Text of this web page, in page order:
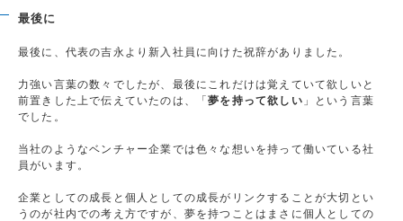
最後に
最後に、代表の吉永より新入社員に向けた祝辞がありました。
力強い言葉の数々でしたが、最後にこれだけは覚えていて欲しいと
前置きした上で伝えていたのは、「夢を持って欲しい 」という言葉
でした。
当社のようなベンチャー企業では色々な想いを持って働いている社
員がいます。
企業としての成長と個人としての成長がリンクすることが大切とい
うのが社内での考え方ですが、夢を持つことはまさに個人としての